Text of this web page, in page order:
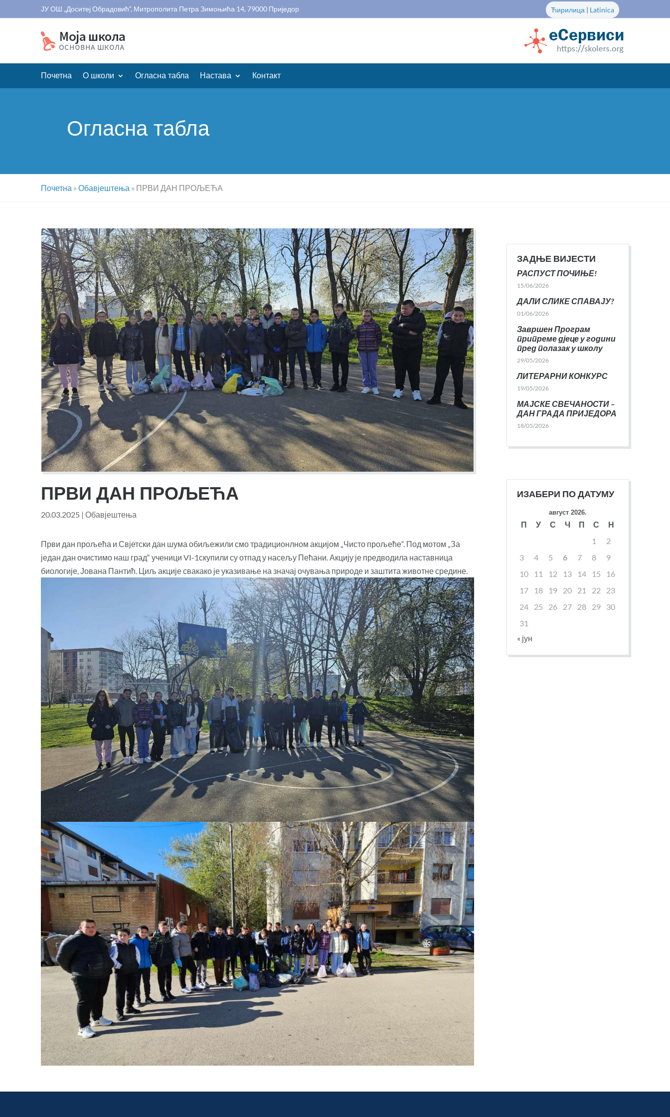
ЈУ ОШ „Доситеј Обрадовић“, Митрополита Петра Зимоњића 14, 79000 Приједор Ћирилица | Latinica
Почетна О школи Огласна табла Настава Контакт
Огласна табла
Почетна » Обавјештења » ПРВИ ДАН ПРОЉЕЋА
ПРВИ ДАН ПРОЉЕЋА
20.03.2025 | Обавјештења
Први дан прољећа и Свјетски дан шума обиљежили смо традиционлном акцијом „Чисто прољеће“. Под мотом „За
један дан очистимо наш град“ ученици VI-1скупили су отпад у насељу Пећани. Акцију је предводила наставница
биологије, Јована Пантић. Циљ акције свакако је указивање на значај очувања природе и заштита животне средине.
ЗАДЊЕ ВИЈЕСТИ
РАСПУСТ ПОЧИЊЕ!
15/06/2026
ДАЛИ СЛИКЕ СПАВАЈУ?
01/06/2026
Завршен Програм
припреме дјеце у години
пред полазак у школу
29/05/2026
ЛИТЕРАРНИ КОНКУРС
19/05/2026
МАЈСКЕ СВЕЧАНОСТИ –
ДАН ГРАДА ПРИЈЕДОРА
18/05/2026
ИЗАБЕРИ ПО ДАТУМУ
август 2026.
П У С Ч П С
Н
1
2
3
4 5 6 7 8
9
10
11 12 13 14 15
16
17
18 19 20 21 22
23
24
25 26 27 28 29
30
31
« јун